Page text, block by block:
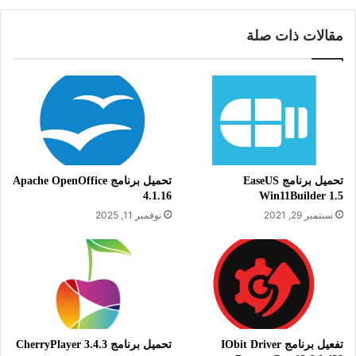
العالية
. إمكانية حرق الأسطوانات المدمجة عبر نقل الملفات بمختلف الصيغ
معلومات تقنية عن البرنامج:
العنوان: RealPlayer 22.0.2.305
اسم الملف: RealTimes-
RealPlayer.exe
حجم الملف: 62.55 ميجابايت
الإصدار: 22.0.2.305
تاريخ التحديث: 3 مارس 2023
متطلبات التشغيل: يدعم جميع إصدارات
مقالات ذات صلة
تحميل برنامج EaseUS
Win11Builder 1.5
سبتمبر 29, 2021
تحميل برنامج Apache OpenOffice
4.1.16
نوفمبر 11, 2025
تفعيل برنامج IObit Driver
تحميل برنامج CherryPlayer 3.4.3